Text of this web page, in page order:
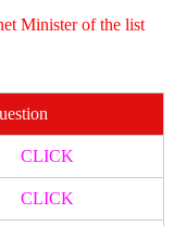
Minister of the list
CLICK
CLICK